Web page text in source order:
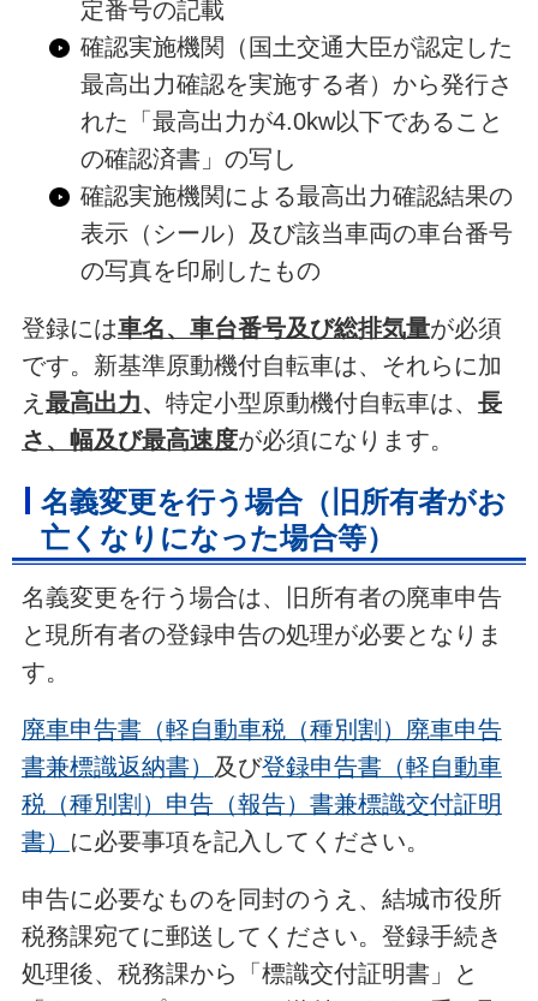
定番号の記載
確認実施機関（国土交通大臣が認定した
最高出力確認を実施する者）から発行さ
れた「最高出力が4.0kw以下であること
の確認済書」の写し
確認実施機関による最高出力確認結果の
表示（シール）及び該当車両の車台番号
の写真を印刷したもの
登録には車名、車台番号及び総排気量が必須
です。新基準原動機付自転車は、それらに加
え 最高出力、 特定小型原動機付自転車は、 長
さ、幅及び最高速度が必須になります。
名義変更を行う場合（旧所有者がお
亡くなりになった場合等）
名義変更を行う場合は、旧所有者の廃車申告
と現所有者の登録申告の処理が必要となりま
す。
廃車申告書（軽自動車税（種別割）廃車申告
書兼標識返納書） 及び登録申告書（軽自動車
税（種別割）申告（報告）書兼標識交付証明
書） に必要事項を記入してください。
申告に必要なものを同封のうえ、結城市役所
税務課宛てに郵送してください。登録手続き
処理後、税務課から「標識交付証明書」と